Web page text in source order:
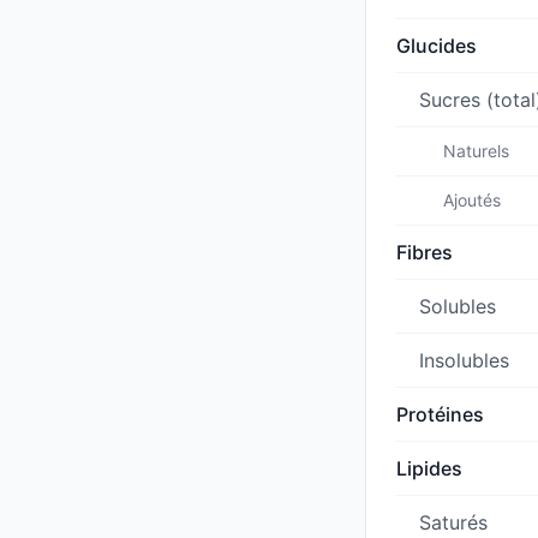
Glucides
Sucres
Naturels
Ajoutés
Fibres
Solubles
Insolubles
Protéines
Lipides
Saturés